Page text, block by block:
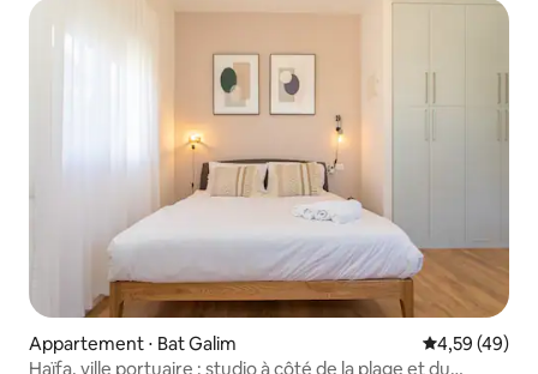
Appartement ⋅ Bat Galim Évaluation
4,59 (49)
Haïfa, ville portuaire : studio à côté de la plage et du